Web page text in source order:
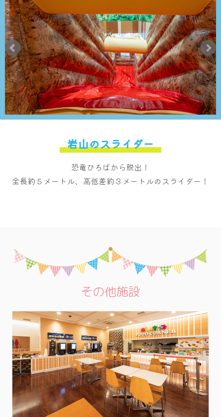
岩山のスライダー
恐竜ひろばから脱出！
全長約５メートル、高低差約３メートルのスライダー！
その他施設